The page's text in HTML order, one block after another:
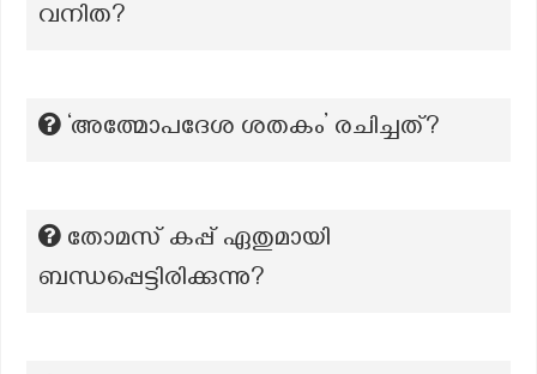
വനിത?
‘അത്മോപദേശ ശതകം’ രചിച്ചത്?
തോമസ് കപ്പ് ഏതുമായി
ബന്ധപ്പെട്ടിരിക്കുന്നു?